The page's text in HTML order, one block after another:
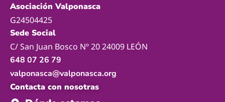
Asociación Valponasca
G24504425
Sede Social
C/ San Juan Bosco Nº 20 24009 LEÓN
648 07 26 79
valponasca@valponasca.org
Contacta con nosotras